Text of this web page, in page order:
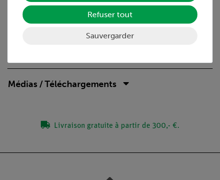
Descriptions d'expériences adaptées à l'élève et
rapports disponibles
Médias / Téléchargements
Livraison gratuite à partir de 300,- €.
Refuser tout
Sauvergarder